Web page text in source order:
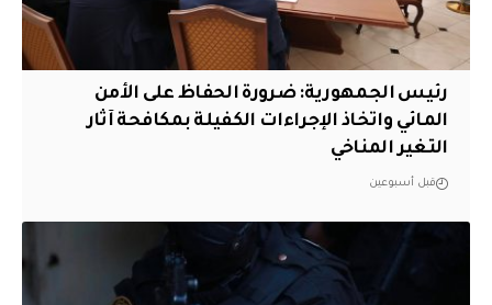
رئيس الجمهورية: ضرورة الحفاظ على الأمن
المائي واتخاذ الإجراءات الكفيلة بمكافحة آثار
التغير المناخي
قبل أسبوعين